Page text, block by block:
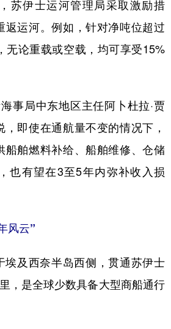
苏伊士运河管理局采取激励措
返运河。例如，针对净吨位超过
无论重载或空载，均可享受15%
局中东地区主任阿卜杜拉·贾
即使在通航量不变的情况下，
船舶燃料补给、船舶维修、仓储
也有望在3至5年内弥补收入损
风云”
及西奈半岛西侧，贯通苏伊士
，是全球少数具备大型商船通行